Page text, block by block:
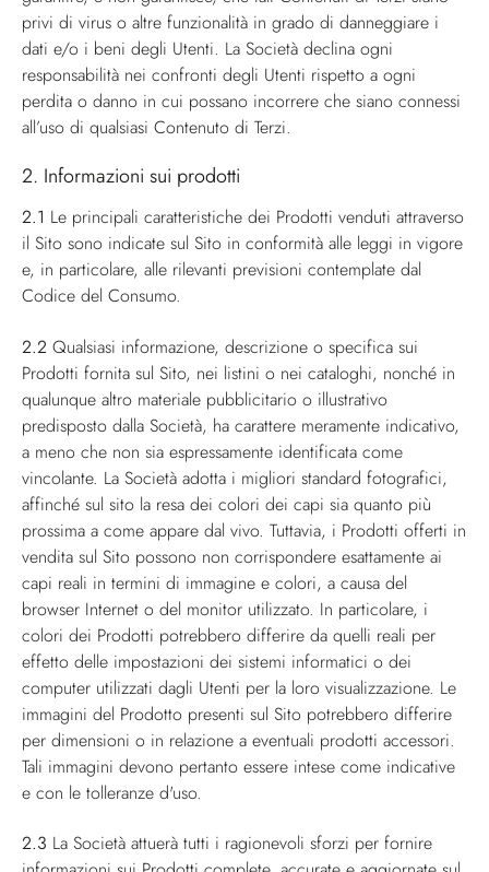
privi di virus o altre funzionalità in grado di danneggiare i
dati e/o i beni degli Utenti. La Società declina ogni
responsabilità nei confronti degli Utenti rispetto a ogni
perdita o danno in cui possano incorrere che siano connessi
all’uso di qualsiasi Contenuto di Terzi.
2. Informazioni sui prodotti
2.1 Le principali caratteristiche dei Prodotti venduti attraverso
il Sito sono indicate sul Sito in conformità alle leggi in vigore
e, in particolare, alle rilevanti previsioni contemplate dal
Codice del Consumo.
2.2 Qualsiasi informazione, descrizione o specifica sui
Prodotti fornita sul Sito, nei listini o nei cataloghi, nonché in
qualunque altro materiale pubblicitario o illustrativo
predisposto dalla Società, ha carattere meramente indicativo,
a meno che non sia espressamente identificata come
vincolante. La Società adotta i migliori standard fotografici,
affinché sul sito la resa dei colori dei capi sia quanto più
prossima a come appare dal vivo. Tuttavia, i Prodotti offerti in
vendita sul Sito possono non corrispondere esattamente ai
capi reali in termini di immagine e colori, a causa del
browser Internet o del monitor utilizzato. In particolare, i
colori dei Prodotti potrebbero differire da quelli reali per
effetto delle impostazioni dei sistemi informatici o dei
computer utilizzati dagli Utenti per la loro visualizzazione. Le
immagini del Prodotto presenti sul Sito potrebbero differire
per dimensioni o in relazione a eventuali prodotti accessori.
Tali immagini devono pertanto essere intese come indicative
e con le tolleranze d'uso.
2.3 La Società attuerà tutti i ragionevoli sforzi per fornire